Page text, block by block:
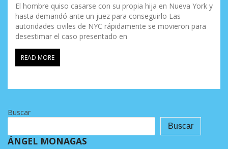
El hombre quiso casarse con su propia hija en Nueva York y
hasta demandó ante un juez para conseguirlo Las
autoridades civiles de NYC rápidamente se movieron para
desestimar el caso presentado en
READ MORE
Buscar
Buscar
ÁNGEL MONAGAS